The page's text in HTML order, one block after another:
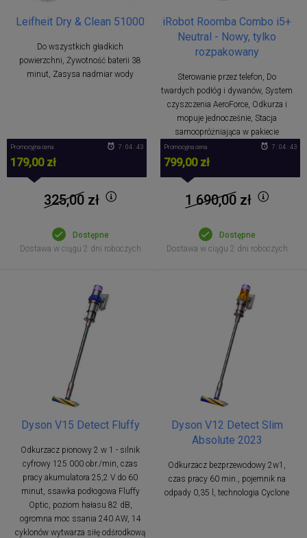
Leifheit Dry & Clean 51000
Do wszystkich gładkich
powierzchni, Żywotność baterii 38
minut, Zasysa nadmiar wody
Promocyjna cena
179,00 zł
7 : 04 : 42
325,00zł
Dostępne
Dostawa w ciągu 2 dni roboczych
iRobot Roomba Combo i5+
Neutral - Nowy, tylko
rozpakowany
Sterowanie przez telefon, Do
twardych podłóg i dywanów, System
czyszczenia AeroForce, Odkurza i
mopuje jednocześnie, Stacja
samoopróżniająca w pakiecie
Promocyjna cena
799,00 zł
7 : 04 : 42
1 690,00zł
Dostępne
Dostawa w ciągu 2 dni roboczych
Dyson V15 Detect Fluffy
Odkurzacz pionowy 2 w 1 - silnik
cyfrowy 125 000 obr./min, czas
pracy akumulatora 25,2 V do 60
minut, ssawka podłogowa Fluffy
Optic, poziom hałasu 82 dB,
ogromna moc ssania 240 AW, 14
cyklonów wytwarza siłę odśrodkową
Dyson V12 Detect Slim
Absolute 2023
Odkurzacz bezprzewodowy 2w1,
czas pracy 60 min., pojemnik na
odpady 0,35 l, technologia Cyclone